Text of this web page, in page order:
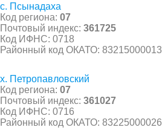
с. Псынадаха
Код региона: 07
Почтовый индекс: 361725
Код ИФНС: 0718
Районный код ОКАТО: 83215000013
х. Петропавловский
Код региона: 07
Почтовый индекс: 361027
Код ИФНС: 0716
Районный код ОКАТО: 83225000026